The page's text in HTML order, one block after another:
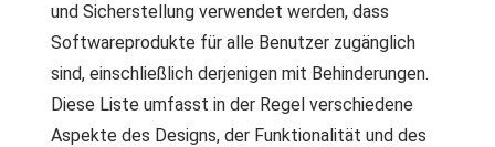
und Sicherstellung verwendet werden, dass
Softwareprodukte für alle Benutzer zugänglich
sind, einschließlich derjenigen mit Behinderungen.
Diese Liste umfasst in der Regel verschiedene
Aspekte des Designs, der Funktionalität und des